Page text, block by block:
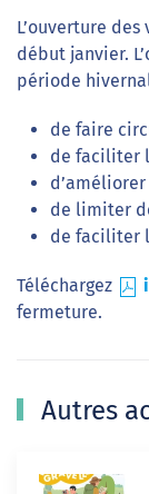
L’ouverture
début janvier.
période
de faire
de faciliter
de limiter
de faciliter
Téléchargez
fermeture.
Autres